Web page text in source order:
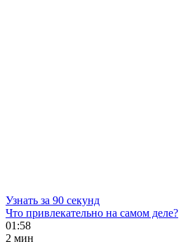
Узнать за 90 секунд
Что привлекательно на самом деле?
01:58
2 мин